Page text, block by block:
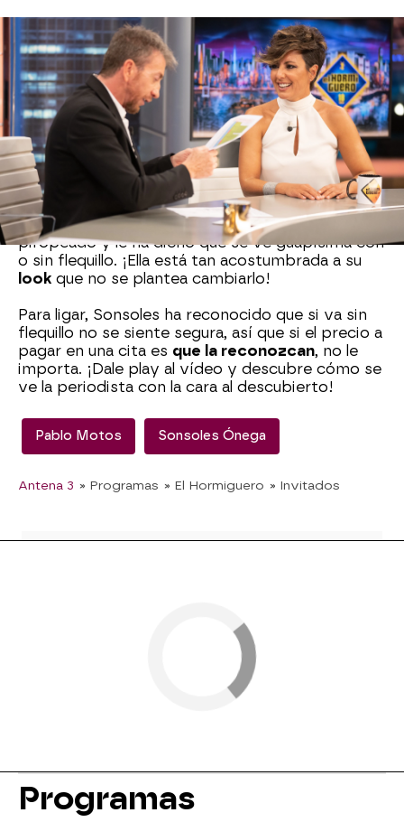
Durante la entrevista, Pablo Motos no ha podido
evitar preguntarle por su seña de identidad:su
flequillo. "Si tú te lo quitas, ¿la gente te
reconoce?", le ha preguntado. La periodista ha
tenido clara la respuesta: ¡No! Para
demostrárnoslo, Sonsoles se ha apartado el pelo
de la cara y nos ha enseñado cómo se ve sin su
flequillo.
"Me da miedo. Es inseguridad", ha confesado la
periodista al verse así. Pablo Motos la ha
piropeado y le ha dicho que se ve guapísima con
o sin flequillo. ¡Ella está tan acostumbrada a su
look que no se plantea cambiarlo!
Para ligar, Sonsoles ha reconocido que si va sin
flequillo no se siente segura, así que si el precio a
pagar en una cita es que la reconozcan, no le
importa. ¡Dale play al vídeo y descubre cómo se
ve la periodista con la cara al descubierto!
Pablo Motos Sonsoles Ónega
Antena 3 » Programas » El Hormiguero » Invitados
Programas